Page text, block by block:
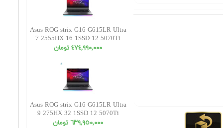
Asus ROG strix G16 G615LR Ultra
7 2555HX 16 1SSD 12 5070Ti
WUXGA
٤٧٤,٩٩٠,٠٠٠ تومان
Asus ROG strix G16 G615LR Ultra
9 275HX 32 1SSD 12 5070Ti
WUXGA
٦٣٩,٩٥٠,٠٠٠ تومان